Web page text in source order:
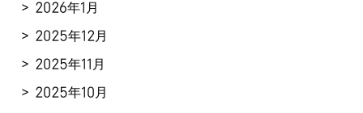
2026年1月
2025年12月
2025年11月
2025年10月